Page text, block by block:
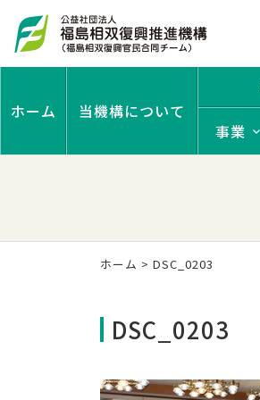
ホーム 当機構について
事業
ホーム > DSC_0203
DSC_0203